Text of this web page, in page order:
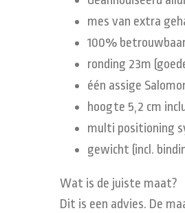
mes van extra
100%
ronding 23m
één assige
hoogte 5,2 cm
multi positioning
gewicht (incl.
Wat is de juiste maat?
Dit is een advies. De